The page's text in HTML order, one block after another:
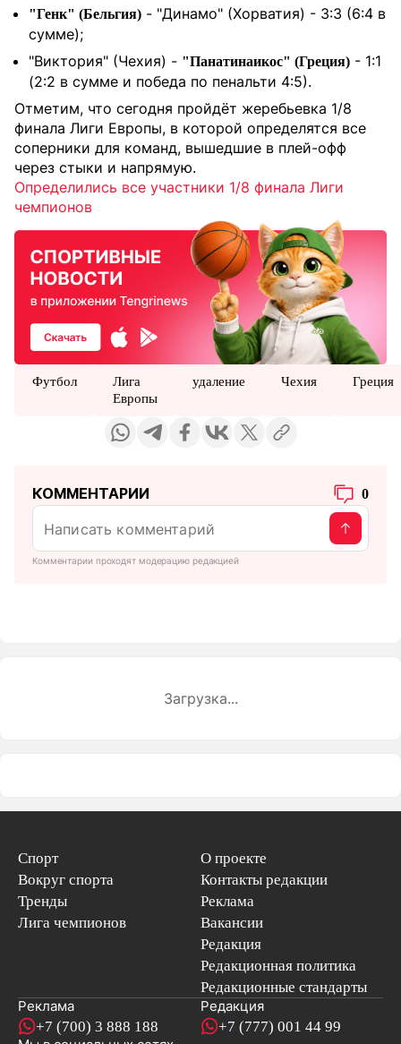
"Генк" (Бельгия) - "Динамо" (Хорватия) - 3:3 (6:4 в
сумме);
"Виктория" (Чехия) - "Панатинаикос" (Греция) - 1:1
(2:2 в сумме и победа по пенальти 4:5).
Отметим, что сегодня пройдёт жеребьевка 1/8
финала Лиги Европы, в которой определятся все
соперники для команд, вышедшие в плей-офф
через стыки и напрямую.
Определились все участники 1/8 финала Лиги
чемпионов
Футбол
Лига
Европы
удаление Чехия Греция
КОММЕНТАРИИ 0
Комментарии проходят модерацию редакцией
Загрузка...
Спорт
Вокруг спорта
Тренды
Лига чемпионов
О проекте
Контакты редакции
Реклама
Вакансии
Редакция
Редакционная политика
Редакционные стандарты
Реклама
+7 (700) 3 888 188
Редакция
+7 (777) 001 44 99